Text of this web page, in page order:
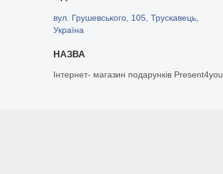
вул. Грушевського, 105, Трускавець,
Україна
Інтернет- магазин подарунків Present4you